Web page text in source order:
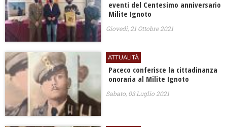
eventi del Centesimo anniversario
Milite Ignoto
Giovedì, 21 Ottobre 2021
ATTUALITÀ
Paceco conferisce la cittadinanza
onoraria al Milite Ignoto
Sabato, 03 Luglio 2021